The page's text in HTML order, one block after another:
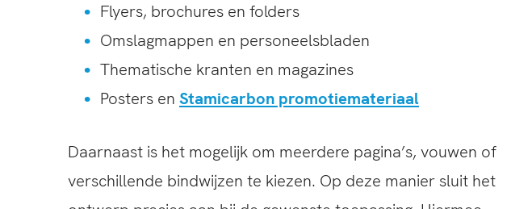
Flyers, brochures en folders
Omslagmappen en personeelsbladen
Thematische kranten en magazines
Posters en Stamicarbon promotiemateriaal
Daarnaast is het mogelijk om meerdere pagina’s, vouwen of
verschillende bindwijzen te kiezen. Op deze manier sluit het